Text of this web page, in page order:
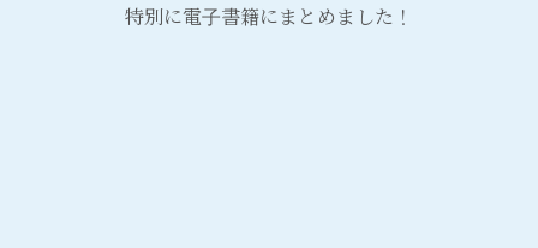
特別に電子書籍にまとめました！